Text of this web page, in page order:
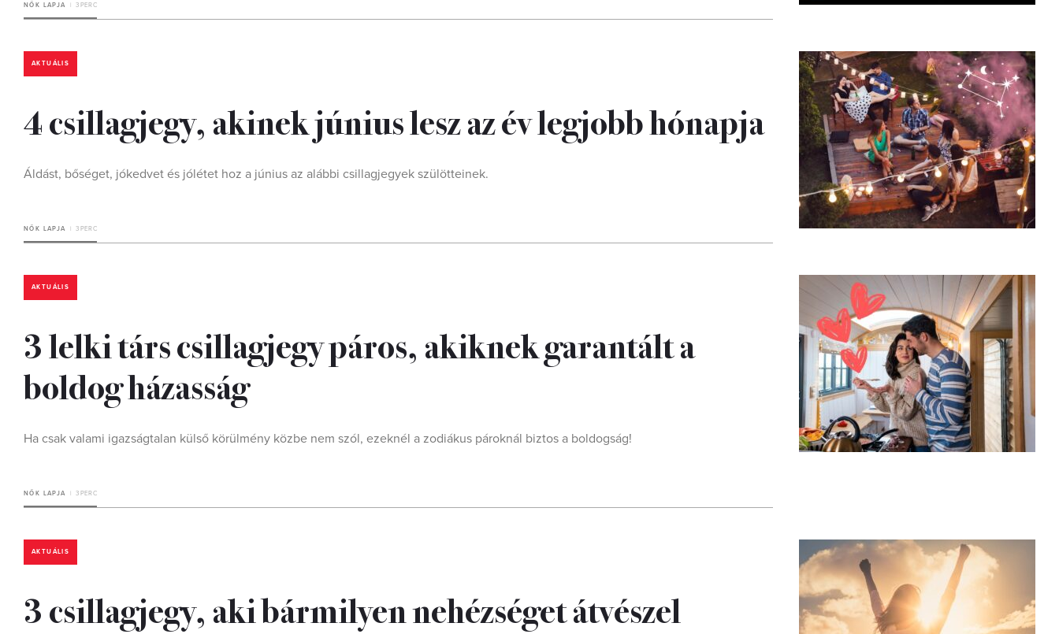
NŐK LAPJA 3 PERC
AKTUÁLIS
4 csillagjegy, akinek június lesz az év legjobb hónapja
Áldást, bőséget, jókedvet és jólétet hoz a június az alábbi csillagjegyek szülötteinek.
NŐK LAPJA 3 PERC
AKTUÁLIS
3 lelki társ csillagjegy páros, akiknek garantált a
boldog házasság
Ha csak valami igazságtalan külső körülmény közbe nem szól, ezeknél a zodiákus pároknál biztos a boldogság!
NŐK LAPJA 3 PERC
AKTUÁLIS
3 csillagjegy, aki bármilyen nehézséget átvészel